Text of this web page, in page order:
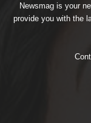
Newsmag is your
provide you with the